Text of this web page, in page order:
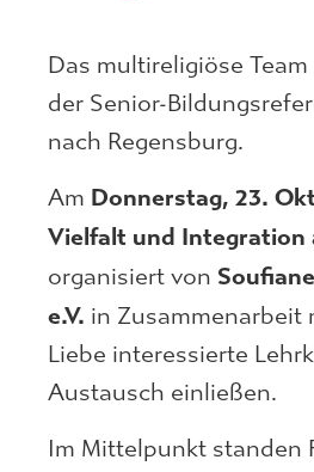
Das multireligiöse
der Senior-
nach Regensburg.
Am Donnerstag, 23.
Vielfalt und Integration
organisiert von
e.V. in Zusammenarbeit
Liebe interessierte
Austausch einließen.
Im Mittelpunkt standen